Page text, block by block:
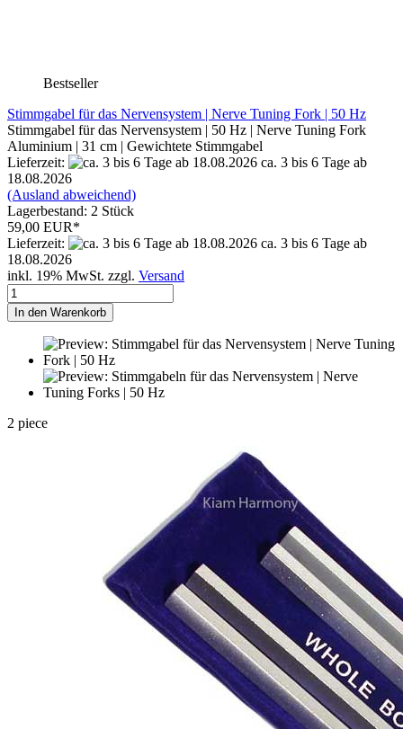
Bestseller
Stimmgabel für das Nervensystem | Nerve Tuning Fork | 50 Hz
Stimmgabel für das Nervensystem | 50 Hz | Nerve Tuning Fork
Aluminium | 31 cm | Gewichtete Stimmgabel
Lieferzeit:
ca. 3 bis 6 Tage ab
18.08.2026
(Ausland abweichend)
Lagerbestand: 2 Stück
59,00 EUR*
Lieferzeit:
ca. 3 bis 6 Tage ab
18.08.2026
inkl. 19% MwSt. zzgl. Versand
In den Warenkorb
2 piece